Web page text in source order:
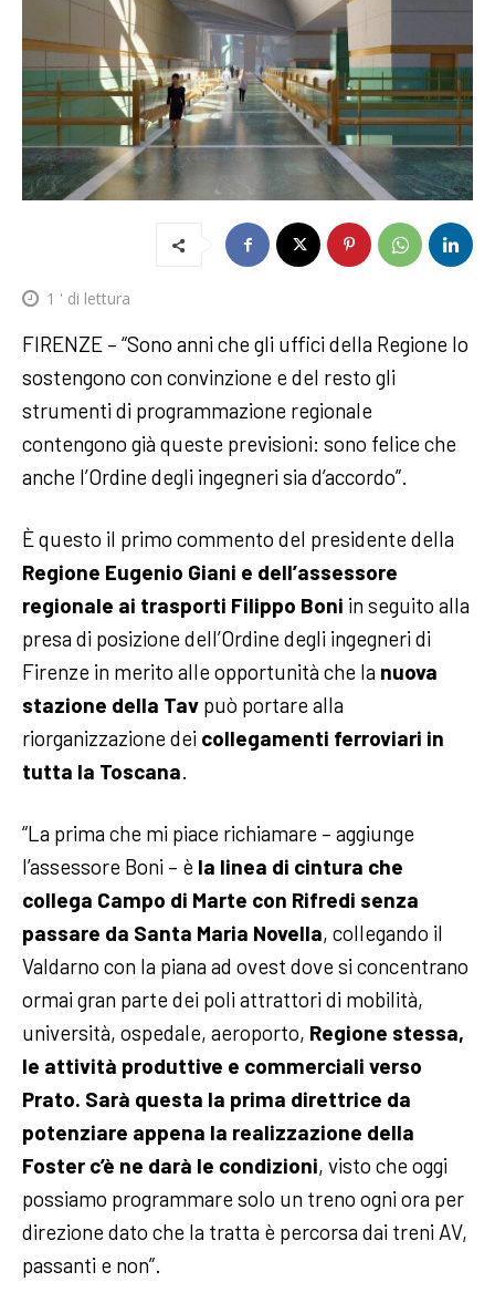
1 ' di lettura
FIRENZE – “Sono anni che gli uffici della Regione lo
sostengono con convinzione e del resto gli
strumenti di programmazione regionale
contengono già queste previsioni: sono felice che
anche l’Ordine degli ingegneri sia d’accordo”.
È questo il primo commento del presidente della
Regione Eugenio Giani e dell’assessore
regionale ai trasporti Filippo Boni in seguito alla
presa di posizione dell’Ordine degli ingegneri di
Firenze in merito alle opportunità che la nuova
stazione della Tav può portare alla
riorganizzazione dei collegamenti ferroviari in
tutta la Toscana.
“La prima che mi piace richiamare – aggiunge
l’assessore Boni – è la linea di cintura che
collega Campo di Marte con Rifredi senza
passare da Santa Maria Novella, collegando il
Valdarno con la piana ad ovest dove si concentrano
ormai gran parte dei poli attrattori di mobilità,
università, ospedale, aeroporto, Regione stessa,
le attività produttive e commerciali verso
Prato. Sarà questa la prima direttrice da
potenziare appena la realizzazione della
Foster c’è ne darà le condizioni, visto che oggi
possiamo programmare solo un treno ogni ora per
direzione dato che la tratta è percorsa dai treni AV,
passanti e non”.